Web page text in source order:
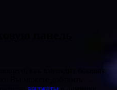
как выглядит боковая